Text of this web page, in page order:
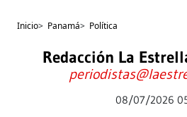
Inicio> Panamá> Política
Redacción La
08/07/2026